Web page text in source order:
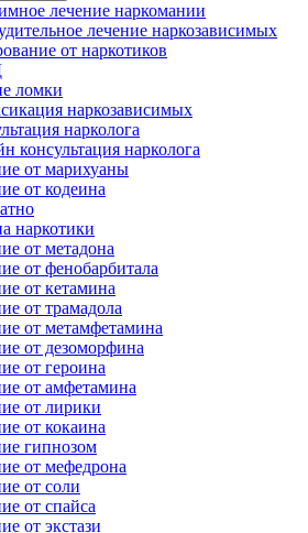
лечение наркомании
лечение наркозависимых
от наркотиков
ломки
наркозависимых
нарколога
консультация нарколога
от марихуаны
от кодеина
наркотики
от метадона
от фенобарбитала
от кетамина
от трамадола
от метамфетамина
от дезоморфина
от героина
от амфетамина
от лирики
от кокаина
гипнозом
от мефедрона
от соли
от спайса
от экстази